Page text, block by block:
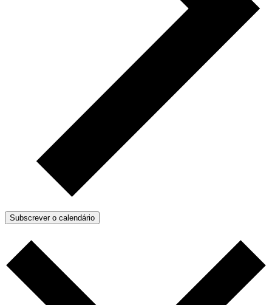
Subscrever o calendário